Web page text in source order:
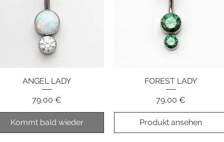
Schnellansicht
ANGEL LADY
Preis
79,00 €
Kommt bald wieder
Schnellansicht
FOREST LADY
Preis
79,00 €
Produkt ansehen